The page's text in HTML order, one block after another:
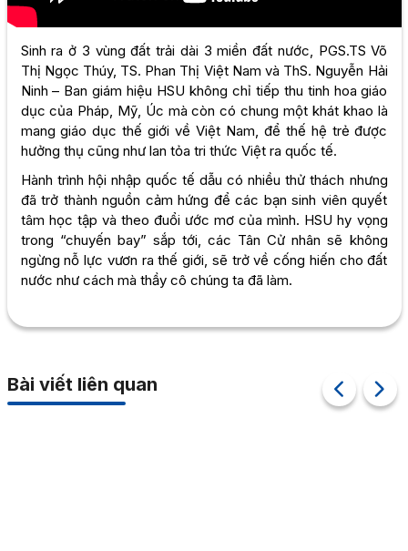
Sinh ra ở 3 vùng đất trải dài 3 miền đất nước, PGS.TS Võ
Thị Ngọc Thúy, TS. Phan Thị Việt Nam và ThS. Nguyễn Hải
Ninh – Ban giám hiệu HSU không chỉ tiếp thu tinh hoa giáo
dục của Pháp, Mỹ, Úc mà còn có chung một khát khao là
mang giáo dục thế giới về Việt Nam, để thế hệ trẻ được
hưởng thụ cũng như lan tỏa tri thức Việt ra quốc tế.
Hành trình hội nhập quốc tế dẫu có nhiều thử thách nhưng
đã trở thành nguồn cảm hứng để các bạn sinh viên quyết
tâm học tập và theo đuổi ước mơ của mình. HSU hy vọng
trong “chuyến bay” sắp tới, các Tân Cử nhân sẽ không
ngừng nỗ lực vươn ra thế giới, sẽ trở về cống hiến cho đất
nước như cách mà thầy cô chúng ta đã làm.
Bài viết liên quan